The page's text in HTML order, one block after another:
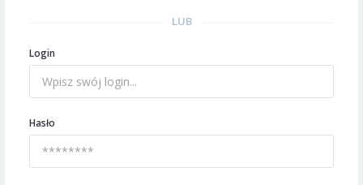
LUB
Login
Hasło